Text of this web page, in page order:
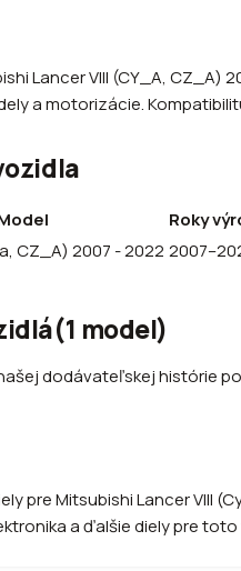
Lancer VIII (CY_A, CZ_A)
a motorizácie.
Roky
CZ_A) 2007 - 2022
(1 model)
dodávateľskej histórie
preMitsubishiLancer VIII
a ďalšie diely pre